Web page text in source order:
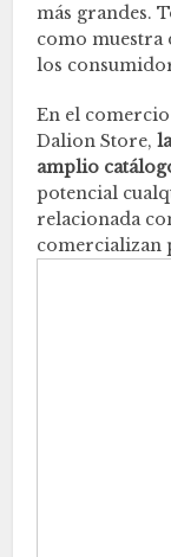
más grandes.
como muestra
los
En el
Dalion Store,
amplio
potencial
relacionada
comercializan